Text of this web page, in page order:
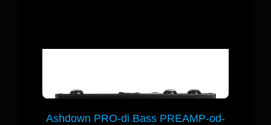
Ashdown PRO-di Bass PREAMP-od-